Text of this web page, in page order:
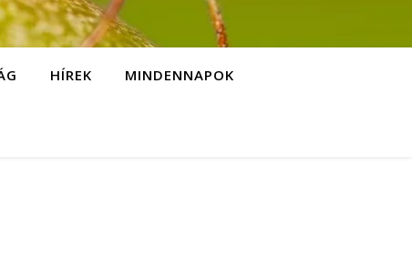
HÍREK MINDENNAPOK